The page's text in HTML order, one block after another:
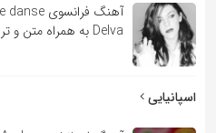
Delva به همراه متن و ترجمه مجزا
اسپانیایی